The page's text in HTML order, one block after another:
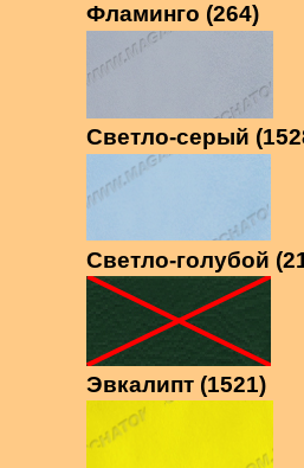
Фламинго (264)
Светло-серый
Светло-голубой
Эвкалипт (1521)